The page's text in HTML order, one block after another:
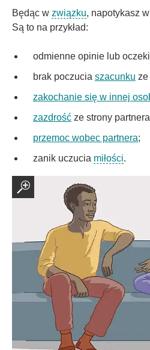
Będąc w związku, napotykasz
Są to na przykład:
odmienne opinie lub
brak poczucia szacunku
zakochanie się w innej
zazdrość ze strony
przemoc wobec partnera;
zanik uczucia miłości.